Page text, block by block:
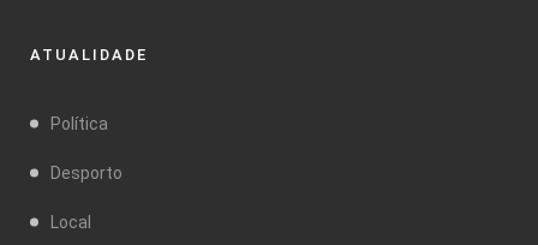
ATUALIDADE
Política
Desporto
Local